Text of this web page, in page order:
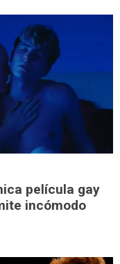
película gay
incómodo